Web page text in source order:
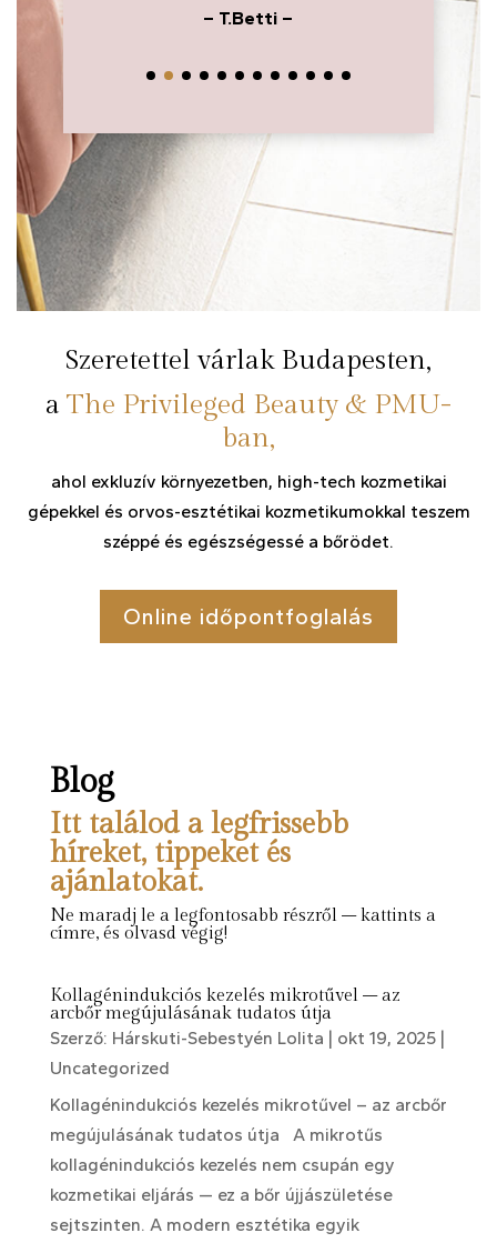
– T.Betti –
Szeretettel várlak Budapesten,
a The Privileged Beauty & PMU-
ban,
ahol exkluzív környezetben, high-tech kozmetikai
gépekkel és orvos-esztétikai kozmetikumokkal teszem
széppé és egészségessé a bőrödet.
Online időpontfoglalás
Blog
Itt találod a legfrissebb
híreket, tippeket és
ajánlatokat.
Ne maradj le a legfontosabb részről – kattints a
címre, és olvasd végig!
Kollagénindukciós kezelés mikrotűvel – az
arcbőr megújulásának tudatos útja
Szerző: Hárskuti-Sebestyén Lolita | okt 19, 2025|
Uncategorized
Kollagénindukciós kezelés mikrotűvel – az arcbőr
megújulásának tudatos útja A mikrotűs
kollagénindukciós kezelés nem csupán egy
kozmetikai eljárás — ez a bőr újjászületése
sejtszinten. A modern esztétika egyik